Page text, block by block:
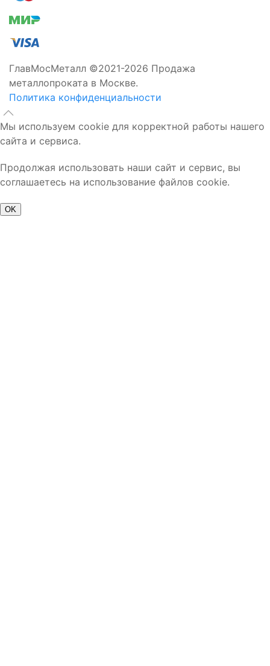
ГлавМосМеталл ©2021-2026 Продажа
металлопроката в Москве.
Политика конфиденциальности
Мы используем cookie для корректной работы нашего
сайта и сервиса.
Продолжая использовать наши сайт и сервис, вы
соглашаетесь на использование файлов cookie.
OK